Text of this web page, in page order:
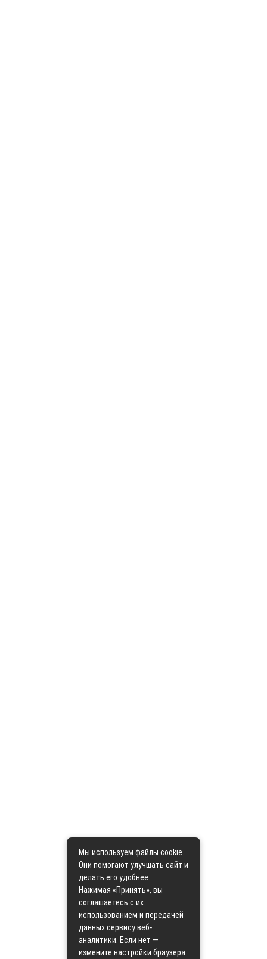
Мы используем файлы cookie.
Они помогают улучшать сайт и
делать его удобнее.
Нажимая «Принять», вы
соглашаетесь с их
использованием и передачей
данных сервису веб-
аналитики. Если нет —
измените настройки браузера